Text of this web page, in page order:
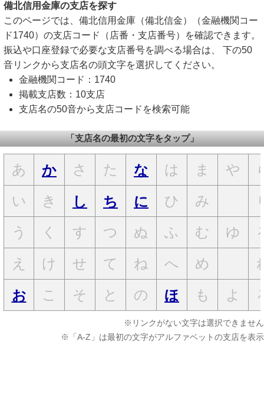
備北信用金庫の支店を探す
このページでは、備北信用金庫（備北信金）（金融機関コー
ド1740）の支店コード（店番・支店番号）を確認できます。
振込や口座登録で必要な支店番号を調べる場合は、 下の50
音リンクから支店名の頭文字を選択してください。
金融機関コード：1740
掲載支店数：10支店
支店名の50音から支店コードを検索可能
「支店名の最初の文字をタップ」
あ か さ た な は ま や
い
き し ち に ひ み
う
く す つ ぬ ふ む ゆ
え
け せ て ね へ め
お
こ そ と の ほ も よ
※リンクがない文字は選択できません
※「A-Z」は最初の文字がアルファベットの支店を表示